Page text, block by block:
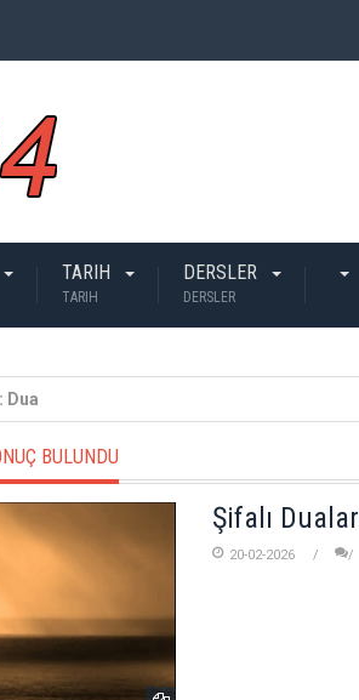
Ne Kadar İnsan Öldü?
TARIH
TARIH
DERSLER
DERSLER
Dua
BULUNDU
Şifalı Dualar
20-02-2026